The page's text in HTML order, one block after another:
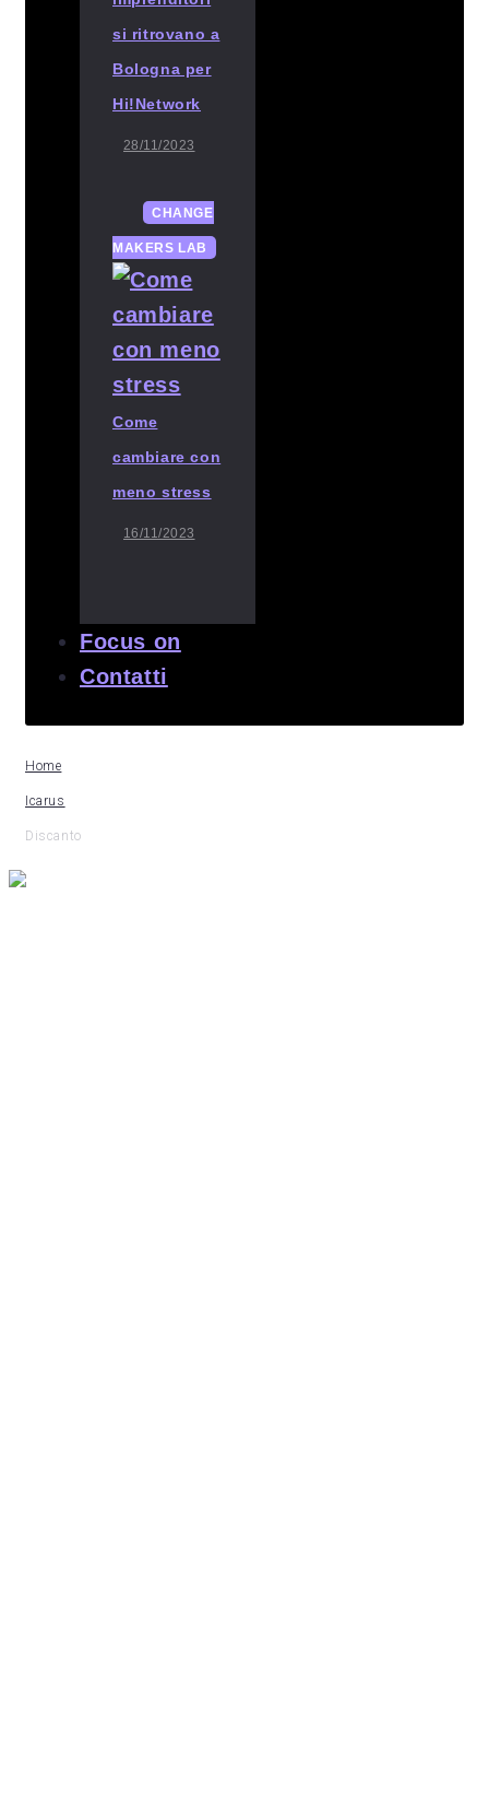
si ritrovano a
Bologna per
Hi!Network
28/11/2023
CHANGE
MAKERS LAB
Come
cambiare con
meno stress
16/11/2023
Focus on
Contatti
Home
Icarus
Discanto